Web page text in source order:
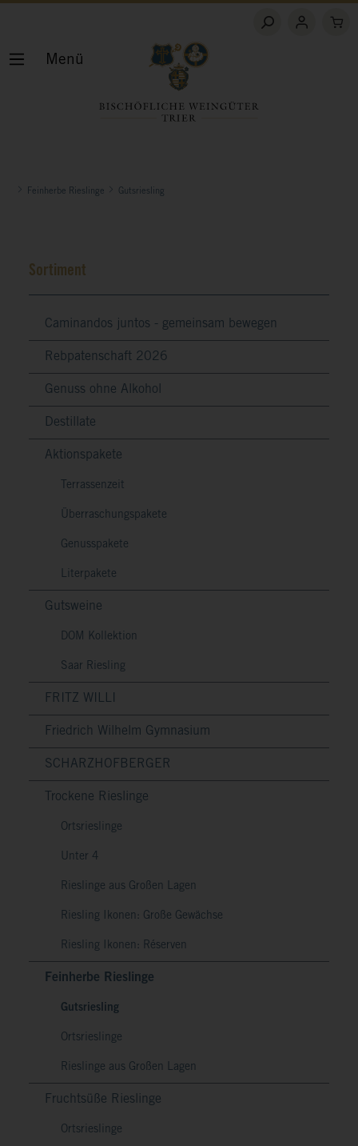
Feinherbe Rieslinge Gutsriesling
Sortiment
Caminandos juntos - gemeinsam bewegen
Rebpatenschaft 2026
Genuss ohne Alkohol
Destillate
Aktionspakete
Terrassenzeit
Überraschungspakete
Genusspakete
Literpakete
Gutsweine
DOM Kollektion
Saar Riesling
FRITZ WILLI
Friedrich Wilhelm Gymnasium
SCHARZHOFBERGER
Trockene Rieslinge
Ortsrieslinge
Unter 4
Rieslinge aus Großen Lagen
Riesling Ikonen: Große Gewächse
Riesling Ikonen: Réserven
Feinherbe Rieslinge
Gutsriesling
Ortsrieslinge
Rieslinge aus Großen Lagen
Fruchtsüße Rieslinge
Ortsrieslinge
Menü